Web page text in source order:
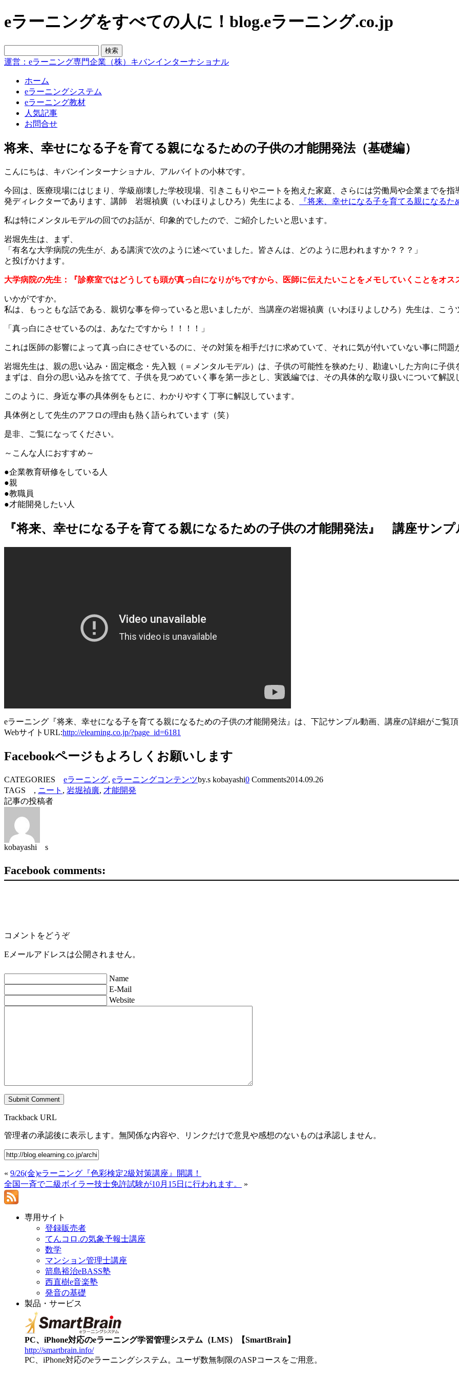
eラーニングをすべての人に！blog.eラーニング.co.jp
運営：eラーニング専門企業（株）キバンインターナショナル
ホーム
eラーニングシステム
eラーニング教材
人気記事
お問合せ
将来、幸せになる子を育てる親になるための子供の才能開発法（基礎編）
こんにちは、キバンインターナショナル、アルバイトの小林です。
今回は、医療現場にはじまり、学級崩壊した学校現場、引きこもりやニートを抱えた家庭、さらには労働局や企業までを
発ディレクターであります、講師 岩堀禎廣（いわほりよしひろ）先生による、
『将来、幸せになる子を育てる親になる
私は特にメンタルモデルの回でのお話が、印象的でしたので、ご紹介したいと思います。
岩堀先生は、まず、
「有名な大学病院の先生が、ある講演で次のように述べていました。皆さんは、どのように思われますか？？？」
と投げかけます。
大学病院の先生：『診察室ではどうしても頭が真っ白になりがちですから、医師に伝えたいことをメモしていくことをオス
いかがですか。
私は、もっともな話である、親切な事を仰っていると思いましたが、当講座の岩堀禎廣（いわほりよしひろ）先生は、こう
「真っ白にさせているのは、あなたですから！！！！」
これは医師の影響によって真っ白にさせているのに、その対策を相手だけに求めていて、それに気が付いていない事に問題
岩堀先生は、親の思い込み・固定概念・先入観（＝メンタルモデル）は、子供の可能性を狭めたり、勘違いした方向に子
まずは、自分の思い込みを捨てて、子供を見つめていく事を第一歩とし、実践編では、その具体的な取り扱いについて解説
このように、身近な事の具体例をもとに、わかりやすく丁寧に解説しています。
具体例として先生のアフロの理由も熱く語られています（笑）
是非、ご覧になってください。
～こんな人におすすめ～
●企業教育研修をしている人
●親
●教職員
●才能開発したい人
『将来、幸せになる子を育てる親になるための子供の才能開発法』 講座サンプ
eラーニング『将来、幸せになる子を育てる親になるための子供の才能開発法』は、下記サンプル動画、講座の詳細がご覧
WebサイトURL:http://elearning.co.jp/?page_id=6181
Facebookページもよろしくお願いします
CATEGORIES eラーニング, eラーニングコンテンツby.s kobayashi0 Comments2014.09.26
TAGS , ニート , 岩堀禎廣, 才能開発
記事の投稿者
kobayashi s
Facebook comments:
コメントをどうぞ
Eメールアドレスは公開されません。
Name
E-Mail
Website
Trackback URL
管理者の承認後に表示します。無関係な内容や、リンクだけで意見や感想のないものは承認しません。
« 9/26(金)eラーニング『色彩検定2級対策講座』開講！
全国一斉で二級ボイラー技士免許試験が10月15日に行われます。
»
専用サイト
登録販売者
てんコロ.の気象予報士講座
数学
マンション管理士講座
箭島裕治eBASS塾
西直樹e音楽塾
発音の基礎
製品・サービス
PC、iPhone対応のeラーニング学習管理システム（LMS）【SmartBrain】
http://smartbrain.info/
PC、iPhone対応のeラーニングシステム。ユーザ数無制限のASPコースをご用意。